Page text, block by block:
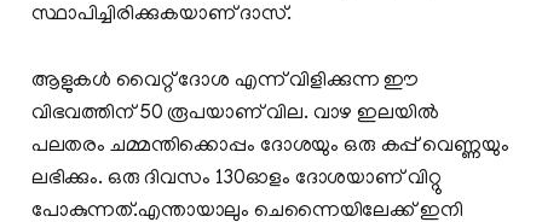
സ്ഥാപിച്ചിരിക്കുകയാണ് ദാസ്.
ആളുകള്‍ വൈറ്റ് ദോശ എന്ന് വിളിക്കുന്ന ഈ
വിഭവത്തിന് 50 രൂപയാണ് വില. വാഴ ഇലയില്‍
പലതരം ചമ്മന്തിക്കൊപ്പം ദോശയും ഒരു കപ്പ് വെണ്ണയും
ലഭിക്കും. ഒരു ദിവസം 130ഓളം ദോശയാണ് വിറ്റു
പോകുന്നത്.എന്തായാലും ചെന്നൈയിലേക്ക് ഇനി